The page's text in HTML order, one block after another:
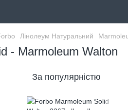
Лінолеум Натуральний
- Marmoleum Walton
За популярністю